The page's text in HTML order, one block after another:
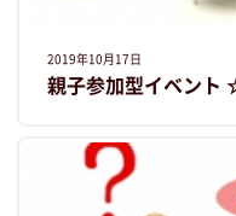
2019年10月17日
親子参加型イベン